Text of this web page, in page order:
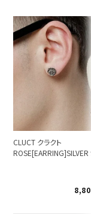
CLUCT クラクト